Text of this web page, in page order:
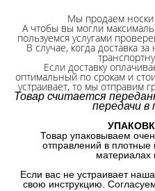
Мы продаем носки
А чтобы вы могли
пользуемся услугами
В случае, когда доставка
Если доставку
оптимальный по срокам и
устраивает, то мы отправим
Товар считается
передачи в
Товар упаковываем
отправлений в плотные
материалах
Если вас не устраивает
свою инструкцию.